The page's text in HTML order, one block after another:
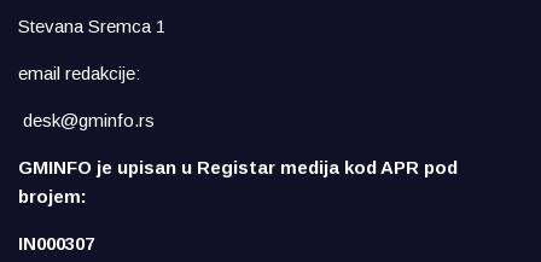
Stevana Sremca 1
email redakcije:
desk@gminfo.rs
GMINFO je upisan u Registar medija kod APR pod
brojem:
IN000307